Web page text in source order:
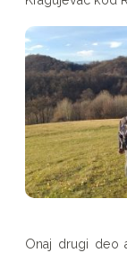
Onaj drugi deo